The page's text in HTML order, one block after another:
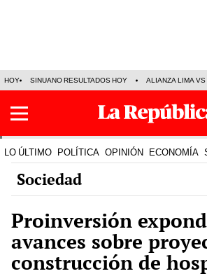
HOY SINUANO RESULTADOS HOY ALIANZA LIMA
LO ÚLTIMO POLÍTICA OPINIÓN ECONOMÍA
Sociedad
Proinversión
avances sobre
construcción de